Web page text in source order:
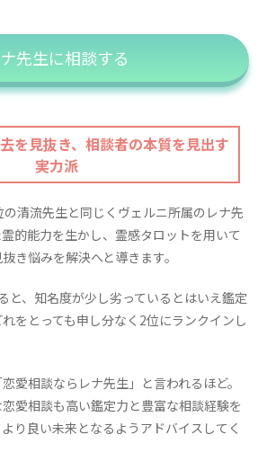
先生に相談する
を見抜き、相談者の本質を見出す
実力派
清流先生と同じくヴェルニ所属のレナ先
的能力を生かし、霊感タロットを用いて
き悩みを解決へと導きます。
と、知名度が少し劣っているとはいえ鑑定
をとっても申し分なく2位にランクインし
愛相談ならレナ先生」と言われるほど。
愛相談も高い鑑定力と豊富な相談経験を
り良い未来となるようアドバイスしてく